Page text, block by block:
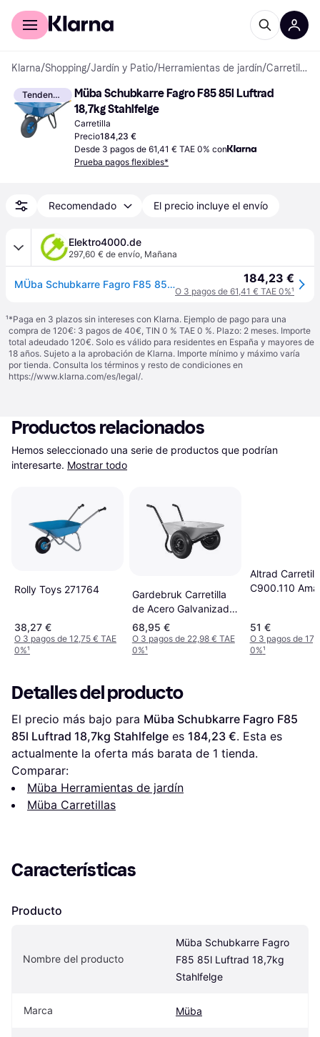
Comprar con Klarna
Klarna/Shopping/Jardín y Patio/Herramientas de jardín/ Carretillas
Tendencia
Müba Schubkarre Fagro F85 85l Luftrad
18,7kg Stahlfelge
Carretilla
Precio184,23 €
Desde 3 pagos de 61,41 € TAE 0% con
Prueba pagos flexibles*
Recomendado El precio incluye el envío
Elektro4000.de
297,60 € de envío, Mañana
MÜba Schubkarre Fagro F85 85l Luftrad 18,7kg Stahlfelge m.Kugell. 72600 184,23 €
O 3 pagos de 61,41 € TAE 0%¹
¹*Paga en 3 plazos sin intereses con Klarna. Ejemplo de pago para una
compra de 120€: 3 pagos de 40€, TIN 0 % TAE 0 %. Plazo: 2 meses. Importe
total adeudado 120€. Solo es válido para residentes en España y mayores de
18 años. Sujeto a la aprobación de Klarna. Importe mínimo y máximo varía
por tienda. Consulta los términos y resto de condiciones en
https://www.klarna.com/es/legal/.
Productos relacionados
Hemos seleccionado una serie de productos que podrían
interesarte. Mostrar todo
Rolly Toys 271764
38,27 €
O 3 pagos de 12,75 € TAE
0%¹
Gardebruk Carretilla
de Acero Galvanizado
2 Ruedas 100L 150kg
68,95 €
O 3 pagos de 22,98 € TAE
0%¹
Altrad
C900.110
51 €
O 3 pagos de
0%¹
Detalles del producto
El precio más bajo para Müba Schubkarre Fagro F85
85l Luftrad 18,7kg Stahlfelge es 184,23 €. Esta es
actualmente la oferta más barata de 1 tienda.
Comparar:
Müba Herramientas de jardín
Müba Carretillas
Características
Producto
Nombre del producto
Müba Schubkarre Fagro
F85 85l Luftrad 18,7kg
Stahlfelge
Marca Müba